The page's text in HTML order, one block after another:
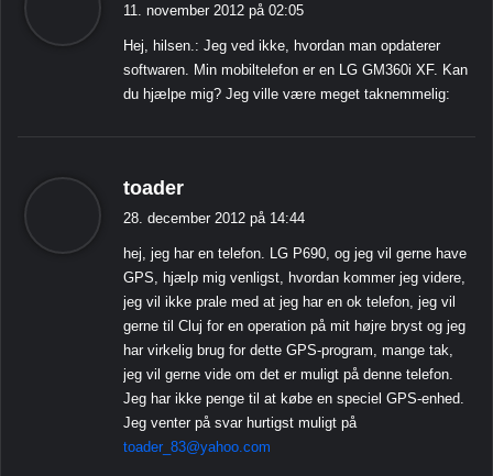
e
r
:
11. november 2012 på 02:05
Hej, hilsen.: Jeg ved ikke, hvordan man opdaterer
softwaren. Min mobiltelefon er en LG GM360i XF. Kan
du hjælpe mig? Jeg ville være meget taknemmelig:
toader
e
r
:
28. december 2012 på 14:44
hej, jeg har en telefon. LG P690, og jeg vil gerne have
GPS, hjælp mig venligst, hvordan kommer jeg videre,
jeg vil ikke prale med at jeg har en ok telefon, jeg vil
gerne til Cluj for en operation på mit højre bryst og jeg
har virkelig brug for dette GPS-program, mange tak,
jeg vil gerne vide om det er muligt på denne telefon.
Jeg har ikke penge til at købe en speciel GPS-enhed.
Jeg venter på svar hurtigst muligt på
toader_83@yahoo.com